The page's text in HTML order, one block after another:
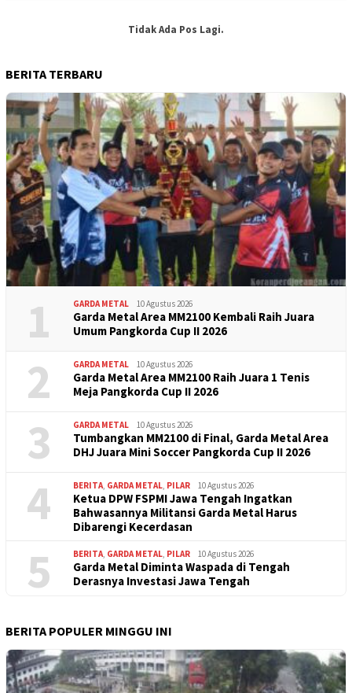
Tidak Ada Pos Lagi.
BERITA TERBARU
1 GARDA METAL 10 Agustus 2026
Garda Metal Area MM2100 Kembali Raih Juara
Umum Pangkorda Cup II 2026
2 GARDA METAL 10 Agustus 2026
Garda Metal Area MM2100 Raih Juara 1 Tenis
Meja Pangkorda Cup II 2026
3 GARDA METAL 10 Agustus 2026
Tumbangkan MM2100 di Final, Garda Metal Area
DHJ Juara Mini Soccer Pangkorda Cup II 2026
4 BERITA, GARDA METAL, PILAR 10 Agustus 2026
Ketua DPW FSPMI Jawa Tengah Ingatkan
Bahwasannya Militansi Garda Metal Harus
Dibarengi Kecerdasan
5 BERITA, GARDA METAL, PILAR 10 Agustus 2026
Garda Metal Diminta Waspada di Tengah
Derasnya Investasi Jawa Tengah
BERITA POPULER MINGGU INI